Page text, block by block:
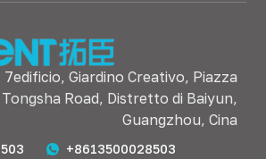
7edificio, Giardino Creativo, Piazza
Road, Distretto di Baiyun,
Guangzhou, Cina
+8613500028503